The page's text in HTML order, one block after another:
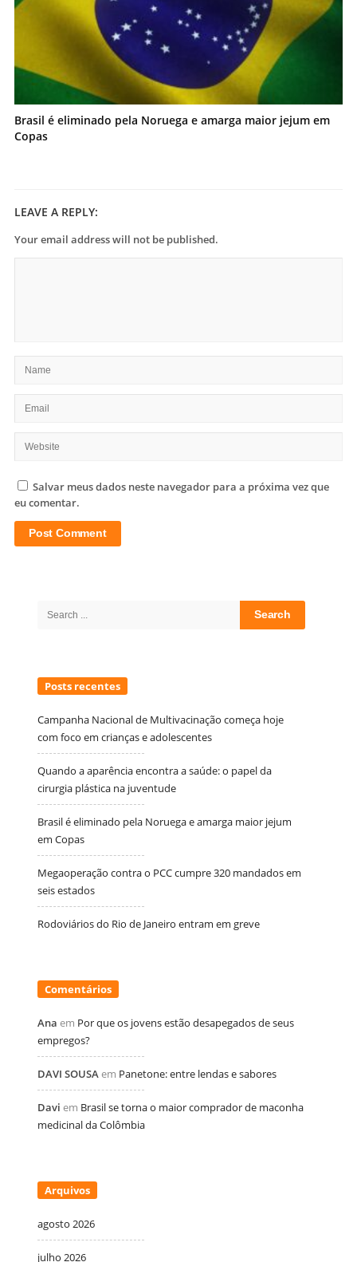
Brasil é eliminado pela Noruega e amarga maior jejum em
Copas
LEAVE A REPLY:
Your email address will not be published.
Salvar meus dados neste navegador para a próxima vez que
eu comentar.
Posts recentes
Campanha Nacional de Multivacinação começa hoje
com foco em crianças e adolescentes
Quando a aparência encontra a saúde: o papel da
cirurgia plástica na juventude
Brasil é eliminado pela Noruega e amarga maior jejum
em Copas
Megaoperação contra o PCC cumpre 320 mandados em
seis estados
Rodoviários do Rio de Janeiro entram em greve
Comentários
Ana em Por que os jovens estão desapegados de seus
empregos?
DAVI SOUSA em Panetone: entre lendas e sabores
Davi em Brasil se torna o maior comprador de maconha
medicinal da Colômbia
Arquivos
agosto 2026
julho 2026